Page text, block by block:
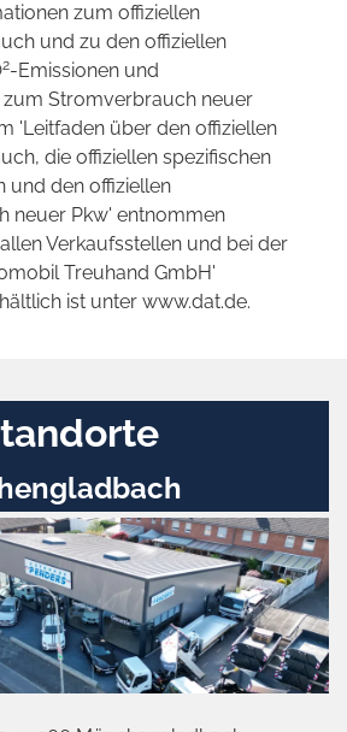
zum offiziellen
und zu den offiziellen
2-Emissionen und
Stromverbrauch neuer
'Leitfaden über den offiziellen
die offiziellen spezifischen
und den offiziellen
neuer Pkw' entnommen
Verkaufsstellen und bei der
Treuhand GmbH'
ist unter www.dat.de.